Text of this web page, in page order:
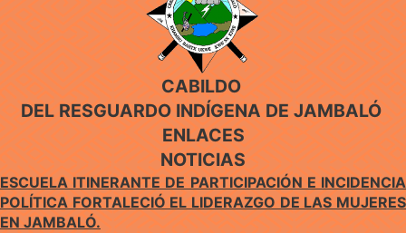
CABILDO
DEL RESGUARDO INDÍGENA DE JAMBALÓ
ENLACES
NOTICIAS
ESCUELA ITINERANTE DE PARTICIPACIÓN E INCIDENCIA
POLÍTICA FORTALECIÓ EL LIDERAZGO DE LAS MUJERES
EN JAMBALÓ.